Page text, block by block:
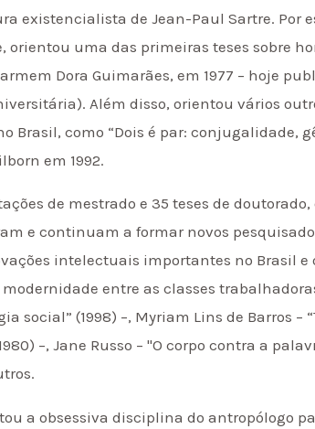
existencialista de Jean-Paul Sartre. Por
uma das primeiras teses sobre
Dora Guimarães, em 1977 – hoje
Além disso, orientou vários
Brasil, como “Dois é par: conjugalidade,
em 1992.
de mestrado e 35 teses de
e continuam a formar novos
intelectuais importantes no Brasil e
entre as classes
social” (1998) –, Myriam Lins de Barros –
–, Jane Russo – "O corpo contra a
a obsessiva disciplina do antropólogo